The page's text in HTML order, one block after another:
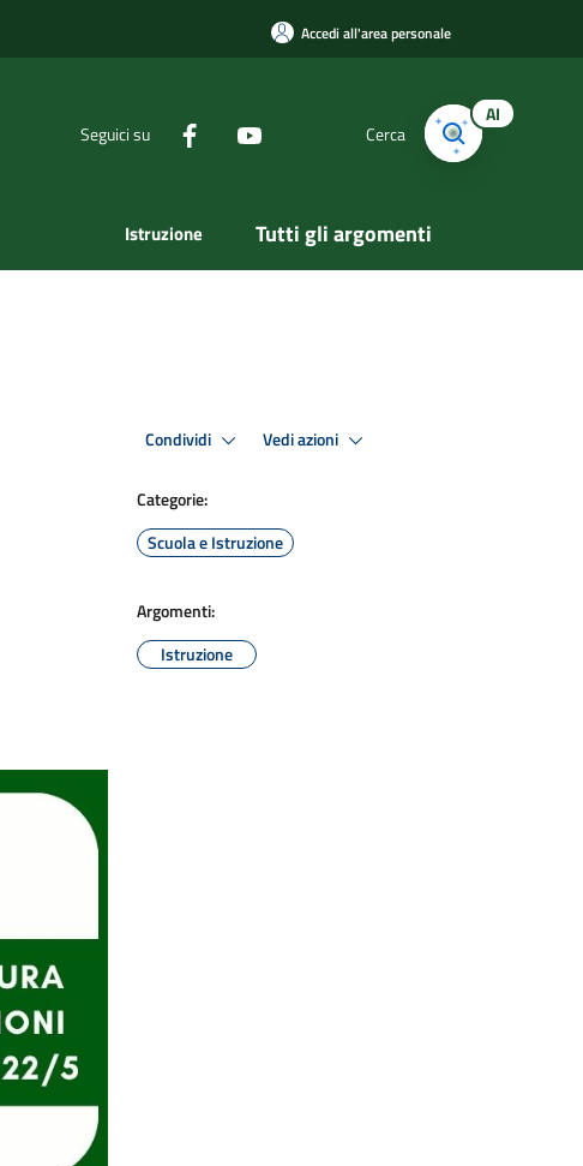
Accedi all'area personale
Seguici su Cerca
AI
Istruzione Tutti gli argomenti
Condividi Vedi azioni
Categorie:
Scuola e Istruzione
Argomenti:
Istruzione